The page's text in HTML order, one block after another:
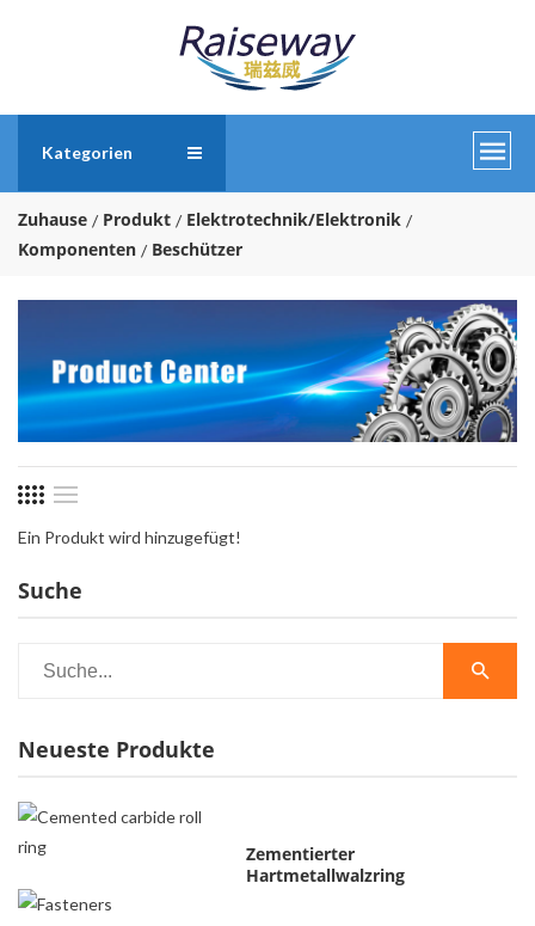
Kategorien
Zuhause Produkt
Elektrotechnik/Elektronik
Komponenten
Beschützer
Suche
Neueste Produkte
Zementierter
Hartmetallwalzring
Ein Produkt wird hinzugefügt!